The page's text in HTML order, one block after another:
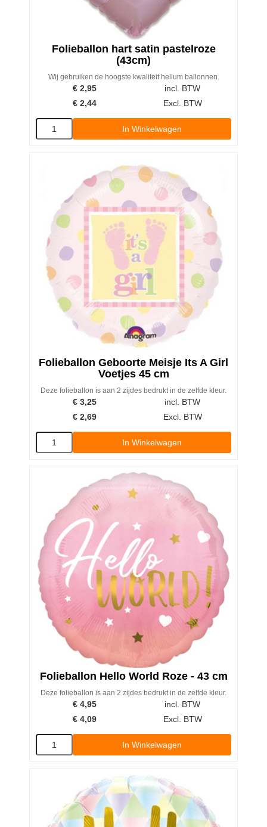
Folieballon hart satin pastelroze
(43cm)
Wij gebruiken de hoogste kwaliteit helium ballonnen.
€ 2,95
incl. BTW
€ 2,44 Excl. BTW
In Winkelwagen
Folieballon Geboorte Meisje Its A Girl
Voetjes 45 cm
Deze folieballon is aan 2 zijdes bedrukt in de zelfde kleur.
€ 3,25
incl. BTW
€ 2,69 Excl. BTW
In Winkelwagen
Folieballon Hello World Roze - 43 cm
Deze folieballon is aan 2 zijdes bedrukt in de zelfde kleur.
€ 4,95
incl. BTW
€ 4,09 Excl. BTW
In Winkelwagen